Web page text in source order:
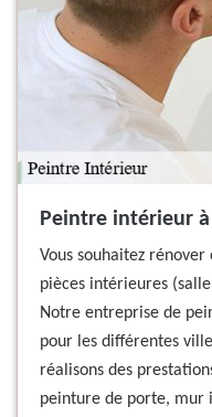
Peintre intérieur
Vous souhaitez
pièces intérieures
Notre entreprise de
pour les différentes
réalisons des
peinture de porte, mur